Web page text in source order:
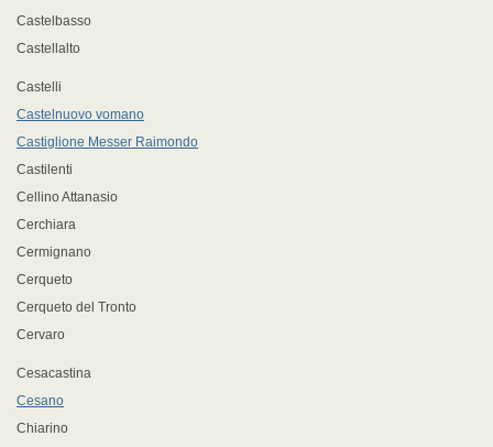
Castelbasso
Castellalto
Castelli
Castelnuovo vomano
Castiglione Messer Raimondo
Castilenti
Cellino Attanasio
Cerchiara
Cermignano
Cerqueto
Cerqueto del Tronto
Cervaro
Cesacastina
Cesano
Chiarino